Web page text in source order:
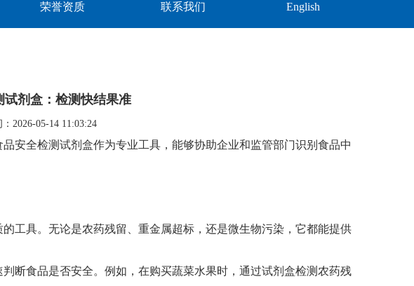
荣誉资质 联系我们 English
试剂盒：检测快结果准
2026-05-14 11:03:24
安全检测试剂盒作为专业工具，能够协助企业和监管部门识别食品中
工具。无论是农药残留、重金属超标，还是微生物污染，它都能提供
断食品是否安全。例如，在购买蔬菜水果时，通过试剂盒检测农药残